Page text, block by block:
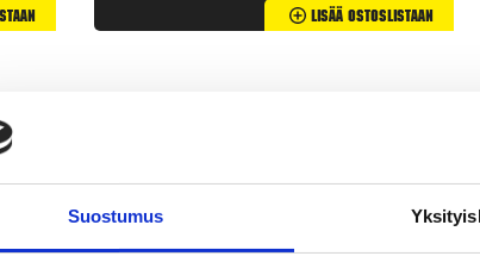
Suostumus
Lisää Ostoslistaan